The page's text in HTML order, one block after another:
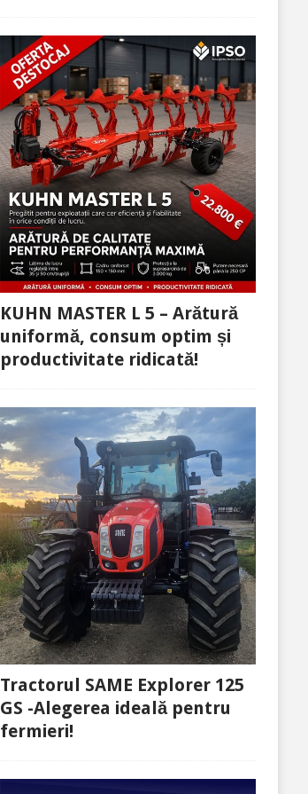
KUHN MASTER L 5 – Arătură
uniformă, consum optim și
productivitate ridicată!
Tractorul SAME Explorer 125
GS -Alegerea ideală pentru
fermieri!